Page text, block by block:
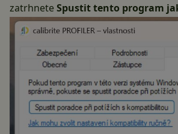
zatrhneteSpustit tento program